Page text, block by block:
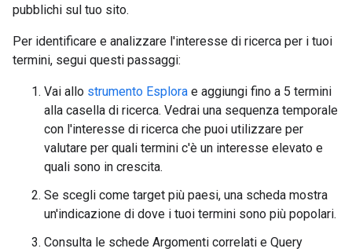
pubblichi sul tuo sito.
Per identificare e analizzare l'interesse di ricerca per i tuoi
termini, segui questi passaggi:
Vai allo strumento Esplora e aggiungi fino a 5 termini
alla casella di ricerca. Vedrai una sequenza temporale
con l'interesse di ricerca che puoi utilizzare per
valutare per quali termini c'è un interesse elevato e
quali sono in crescita.
Se scegli come target più paesi, una scheda mostra
un'indicazione di dove i tuoi termini sono più popolari.
Consulta le schede Argomenti correlati e Query